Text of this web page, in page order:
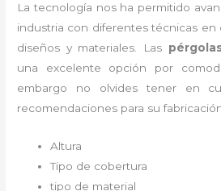
La tecnología nos ha permitido
industria con diferentes técnicas en
diseños y materiales. Las
una excelente opción por
embargo no olvides tener en
recomendaciones para su
Altura
Tipo de cobertura
tipo de material